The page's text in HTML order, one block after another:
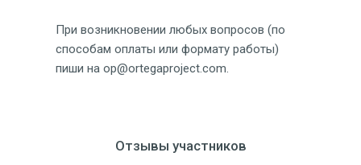
При возникновении любых вопросов (по
способам оплаты или формату работы)
пиши на op@ortegaproject.com.
Отзывы участников